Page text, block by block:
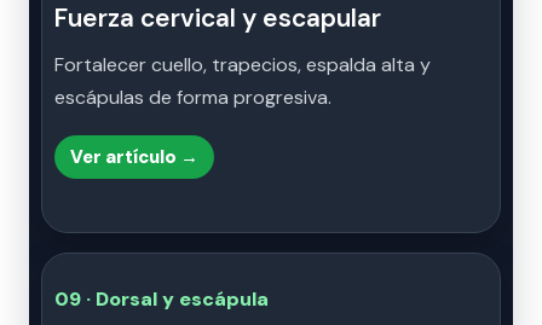
Fuerza cervical y escapular
Fortalecer cuello, trapecios, espalda alta y
escápulas de forma progresiva.
Ver artículo →
09 · Dorsal y escápula